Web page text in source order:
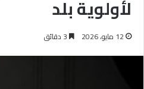
لأولوية بلد
12 مايو، 2026